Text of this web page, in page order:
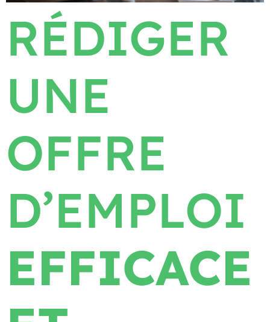
RÉDIGER
UNE
OFFRE
D’EMPLOI
EFFICACE